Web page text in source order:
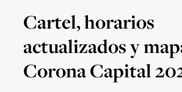
Cartel, horarios
actualizados y
Corona Capital